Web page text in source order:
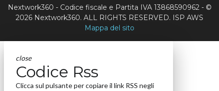
Nextwork360 - Codice fiscale e Partita IVA 13868590962 - ©
2026 Nextwork360. ALL RIGHTS RESERVED. ISP AWS
Mappa del sito
close
Codice Rss
Clicca sul pulsante per copiare il link RSS negli